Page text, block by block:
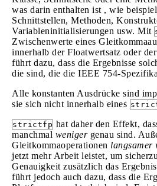
was darin enthalten ist , wie
Schnittstellen, Methoden,
Variableninitialisierungen usw. Mit
Zwischenwerte eines
innerhalb der Floatwertsatz oder
führt dazu, dass die Ergebnisse
die sind, die die IEEE 754-
Alle konstanten Ausdrücke sind
sie sich nicht innerhalb eines
strictfp hat daher den Effekt,
manchmal wenigergenau sind.
Gleitkommaoperationen langsamer
jetzt mehr Arbeit leistet, um
Genauigkeit zusätzlich das
führt jedoch auch dazu, dass die